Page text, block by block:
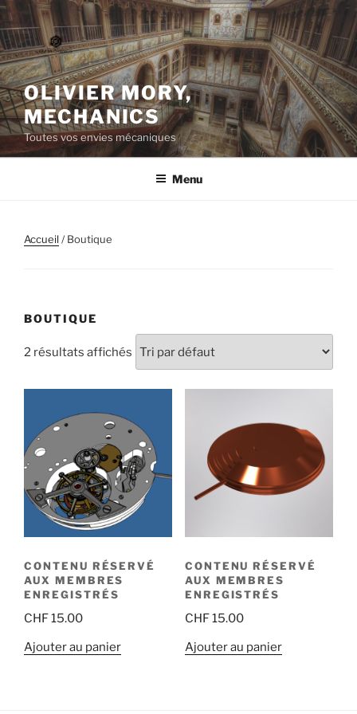
Aller
au
contenu
principal
OLIVIER MORY,
MECHANICS
Toutes vos envies mécaniques
Menu
Accueil/ Boutique
BOUTIQUE
2 résultats affichés
CONTENU RÉSERVÉ
AUX MEMBRES
ENREGISTRÉS
CHF15.00
Ajouter au panier
CONTENU RÉSERVÉ
AUX MEMBRES
ENREGISTRÉS
CHF15.00
Ajouter au panier